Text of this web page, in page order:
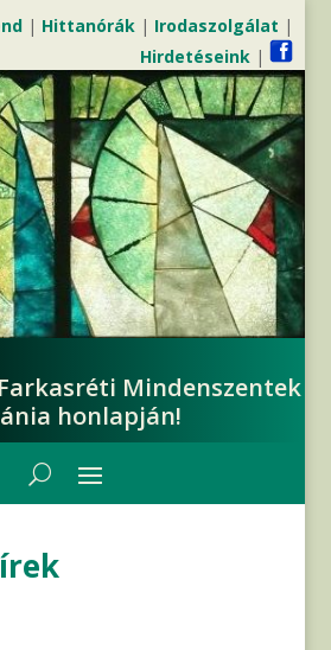
| Hittanórák| Irodaszolgálat |
Hirdetéseink|
Mindenszentek
honlapján!